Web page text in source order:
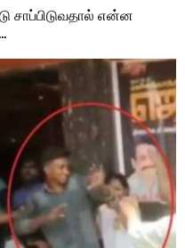
சாப்பிடுவதால் என்ன